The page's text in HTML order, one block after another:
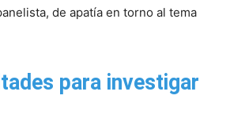
de apatía en torno al tema
para investigar